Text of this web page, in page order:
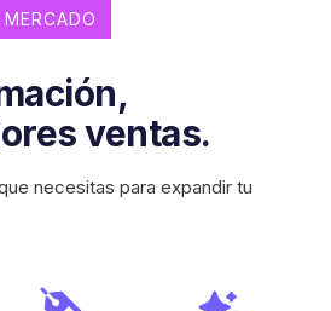
ventas.
necesitas para expandir tu